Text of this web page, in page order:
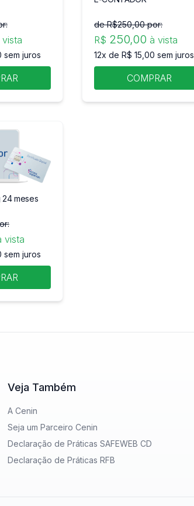
vista
sem juros
de R$250,00 por:
R$ 250,00 à vista
12x de R$ 15,00 sem juros
COMPRAR
24 meses
vista
sem juros
Veja Também
A Cenin
Seja um Parceiro Cenin
Declaração de Práticas SAFEWEB CD
Declaração de Práticas RFB